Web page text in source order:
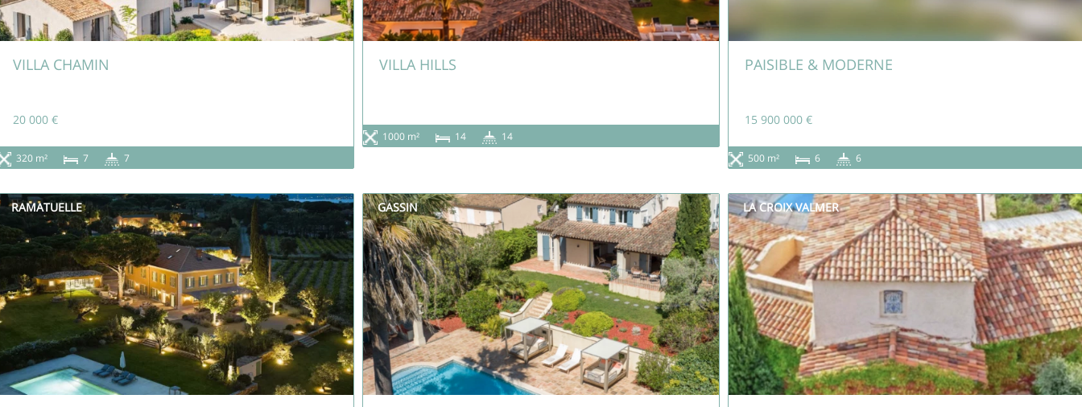
VILLA CHAMIN
20 000 €
320 m² 7 7
VILLA HILLS
1000 m² 14 14
PAISIBLE & MODERNE
15 900 000 €
500 m² 6 6
RAMATUELLE GASSIN LA CROIX VALMER